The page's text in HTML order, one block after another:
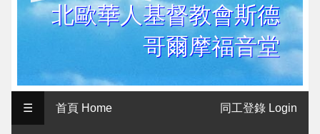
北歐華人基督教會斯德
哥爾摩福音堂
户
Historical
User
Interface
☰ 同工登錄 Login
首頁 Home